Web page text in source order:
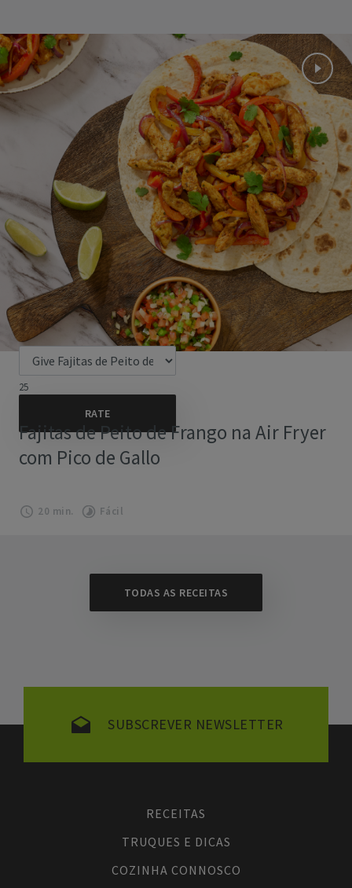
25
Fajitas de Peito de Frango na Air Fryer
com Pico de Gallo
20 min. Fácil
TODAS AS RECEITAS
SUBSCREVER NEWSLETTER
RECEITAS
TRUQUES E DICAS
COZINHA CONNOSCO